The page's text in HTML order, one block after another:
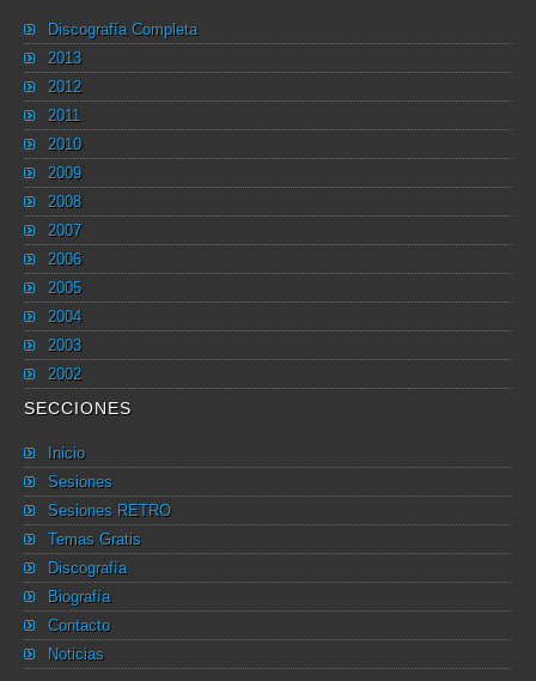
Discografía Completa
2013
2012
2011
2010
2009
2008
2007
2006
2005
2004
2003
2002
SECCIONES
Inicio
Sesiones
Sesiones RETRO
Temas Gratis
Discografía
Biografía
Contacto
Noticias